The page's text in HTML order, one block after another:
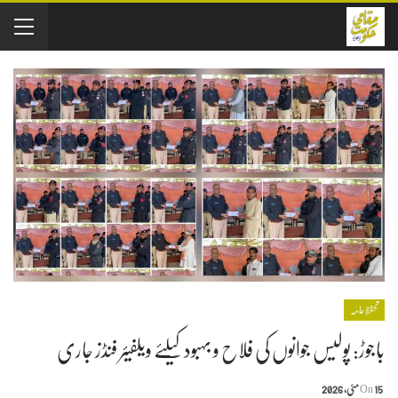
تحفظِ عامہ
باجوڑ: پولیس جوانوں کی فلاح و بہبود کیلئے ویلفیئر فنڈز جاری
On 15 مئی, 2026